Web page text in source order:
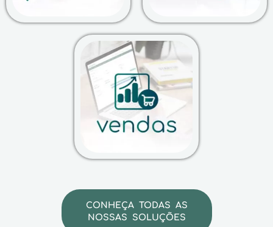
CONHEÇA TODAS AS
NOSSAS SOLUÇÕES